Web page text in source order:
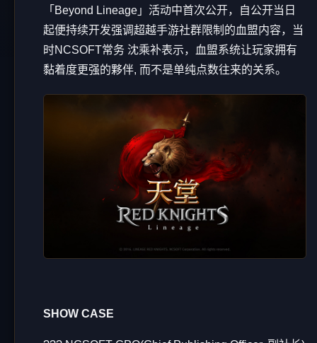
「Beyond Lineage」活动中首次公开，自公开当日
起便持续开发强调超越手游社群限制的血盟内容，当
时NCSOFT常务 沈乘补表示，血盟系统让玩家拥有
黏着度更强的夥伴, 而不是单纯点数往来的关系。
SHOW CASE